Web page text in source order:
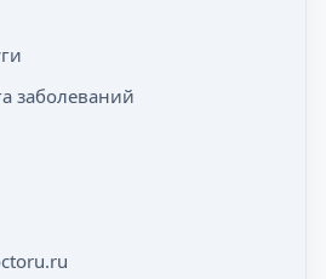
заболеваний